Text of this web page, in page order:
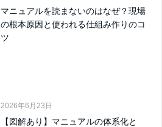
マニュアルを読まないのはなぜ？現場
の根本原因と使われる仕組み作りのコ
ツ
2026年6月23日
【図解あり】マニュアルの体系化と